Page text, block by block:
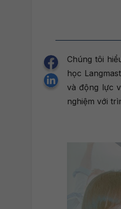
Chúng tôi
học
và động lực
nghiệm với